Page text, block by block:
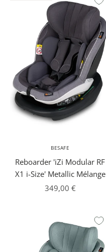
BESAFE
Reboarder 'iZi Modular RF
X1 i-Size' Metallic Mélange
Angebot
349,00 €